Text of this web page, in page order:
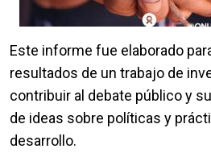
Este informe fue elaborado
resultados de un trabajo de
contribuir al debate público y
de ideas sobre políticas y
desarrollo.